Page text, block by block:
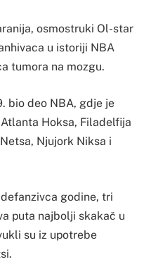
osmostruki Ol-star
u istoriji NBA
tumora na mozgu.
bio deo NBA, gdje je
Hoksa, Filadelfija
Njujork Niksa i
godine, tri
puta najbolji skakač u
su iz upotrebe